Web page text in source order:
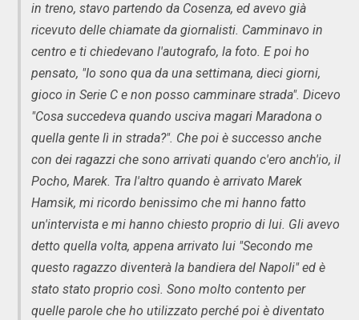
in treno, stavo partendo da Cosenza, ed avevo già
ricevuto delle chiamate da giornalisti. Camminavo in
centro e ti chiedevano l'autografo, la foto. E poi ho
pensato, "Io sono qua da una settimana, dieci giorni,
gioco in Serie C e non posso camminare strada". Dicevo
"Cosa succedeva quando usciva magari Maradona o
quella gente lì in strada?". Che poi è successo anche
con dei ragazzi che sono arrivati quando c'ero anch'io, il
Pocho, Marek. Tra l'altro quando è arrivato Marek
Hamsik, mi ricordo benissimo che mi hanno fatto
un'intervista e mi hanno chiesto proprio di lui. Gli avevo
detto quella volta, appena arrivato lui "Secondo me
questo ragazzo diventerà la bandiera del Napoli" ed è
stato stato proprio così. Sono molto contento per
quelle parole che ho utilizzato perché poi è diventato